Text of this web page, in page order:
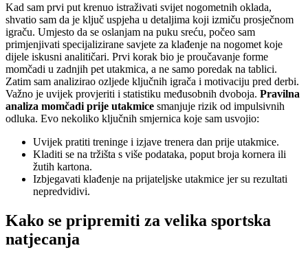
Kad sam prvi put krenuo istraživati svijet nogometnih oklada,
shvatio sam da je ključ uspjeha u detaljima koji izmiču prosječnom
igraču. Umjesto da se oslanjam na puku sreću, počeo sam
primjenjivati specijalizirane savjete za klađenje na nogomet koje
dijele iskusni analitičari. Prvi korak bio je proučavanje forme
momčadi u zadnjih pet utakmica, a ne samo poredak na tablici.
Zatim sam analizirao ozljede ključnih igrača i motivaciju pred derbi.
Važno je uvijek provjeriti i statistiku međusobnih dvoboja. Pravilna
analiza momčadi prije utakmice smanjuje rizik od impulsivnih
odluka. Evo nekoliko ključnih smjernica koje sam usvojio:
Uvijek pratiti treninge i izjave trenera dan prije utakmice.
Kladiti se na tržišta s više podataka, poput broja kornera ili
žutih kartona.
Izbjegavati klađenje na prijateljske utakmice jer su rezultati
nepredvidivi.
Kako se pripremiti za velika sportska
natjecanja